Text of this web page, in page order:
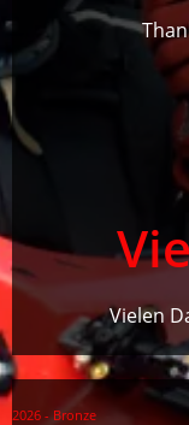
Vielen
2026 - Bronze